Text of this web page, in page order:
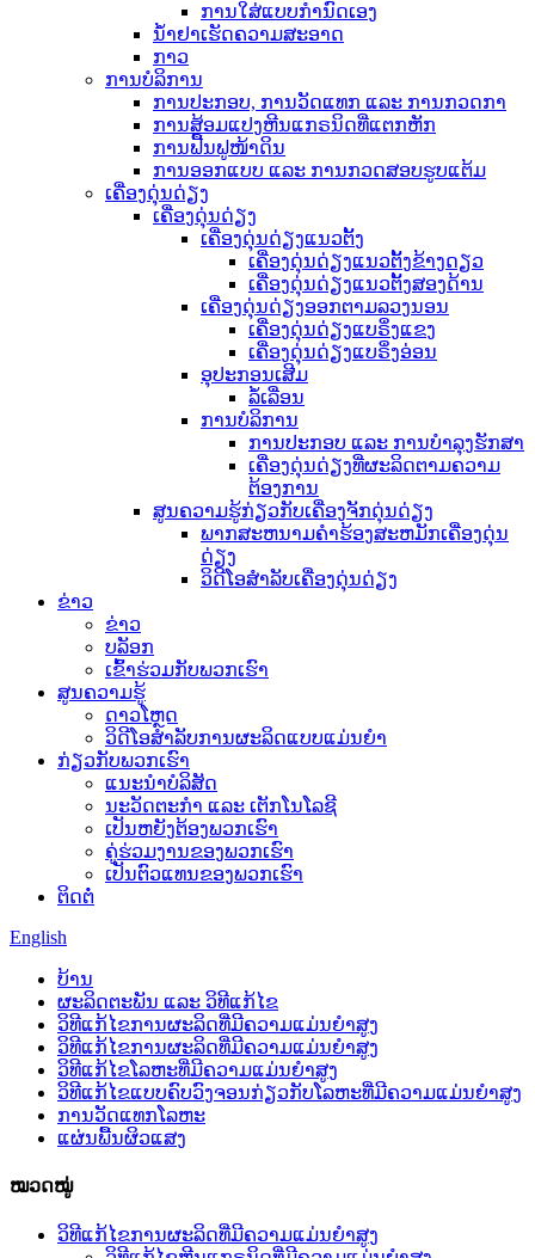
ການໃສ່ແບບກຳນົດເອງ
ນ້ຳຢາເຮັດຄວາມສະອາດ
ກາວ
ການບໍລິການ
ການປະກອບ, ການວັດແທກ ແລະ ການກວດກາ
ການສ້ອມແປງຫີນແກຣນິດທີ່ແຕກຫັກ
ການຟື້ນຟູໜ້າດິນ
ການອອກແບບ ແລະ ການກວດສອບຮູບແຕ້ມ
ເຄື່ອງດຸ່ນດ່ຽງ
ເຄື່ອງດຸ່ນດ່ຽງ
ເຄື່ອງດຸ່ນດ່ຽງແນວຕັ້ງ
ເຄື່ອງດຸ່ນດ່ຽງແນວຕັ້ງຂ້າງດຽວ
ເຄື່ອງດຸ່ນດ່ຽງແນວຕັ້ງສອງດ້ານ
ເຄື່ອງດຸ່ນດ່ຽງອອກຕາມລວງນອນ
ເຄື່ອງດຸ່ນດ່ຽງແບຣິ່ງແຂງ
ເຄື່ອງດຸ່ນດ່ຽງແບຣິ່ງອ່ອນ
ອຸປະກອນເສີມ
ລໍ້ເລື່ອນ
ການບໍລິການ
ການປະກອບ ແລະ ການບຳລຸງຮັກສາ
ເຄື່ອງດຸ່ນດ່ຽງທີ່ຜະລິດຕາມຄວາມ
ຕ້ອງການ
ສູນຄວາມຮູ້ກ່ຽວກັບເຄື່ອງຈັກດຸ່ນດ່ຽງ
ພາກສະຫນາມຄໍາຮ້ອງສະຫມັກເຄື່ອງດຸ່ນ
ດ່ຽງ
ວິດີໂອສຳລັບເຄື່ອງດຸ່ນດ່ຽງ
ຂ່າວ
ຂ່າວ
ບລັອກ
ເຂົ້າຮ່ວມກັບພວກເຮົາ
ສູນຄວາມຮູ້
ດາວໂຫຼດ
ວິດີໂອສຳລັບການຜະລິດແບບແມ່ນຍຳ
ກ່ຽວກັບພວກເຮົາ
ແນະນໍາບໍລິສັດ
ນະວັດຕະກໍາ ແລະ ເຕັກໂນໂລຊີ
ເປັນຫຍັງຕ້ອງພວກເຮົາ
ຄູ່ຮ່ວມງານຂອງພວກເຮົາ
ເປັນຕົວແທນຂອງພວກເຮົາ
ຕິດຕໍ່
English
ບ້ານ
ຜະລິດຕະພັນ ແລະ ວິທີແກ້ໄຂ
ວິທີແກ້ໄຂການຜະລິດທີ່ມີຄວາມແມ່ນຍໍາສູງ
ວິທີແກ້ໄຂການຜະລິດທີ່ມີຄວາມແມ່ນຍໍາສູງ
ວິທີແກ້ໄຂໂລຫະທີ່ມີຄວາມແມ່ນຍໍາສູງ
ວິທີແກ້ໄຂແບບຄົບວົງຈອນກ່ຽວກັບໂລຫະທີ່ມີຄວາມແມ່ນຍໍາສູງ
ການວັດແທກໂລຫະ
ແຜ່ນພື້ນຜິວແສງ
ໝວດໝູ່
ວິທີແກ້ໄຂການຜະລິດທີ່ມີຄວາມແມ່ນຍໍາສູງ